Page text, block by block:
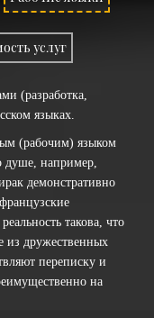
услуг
(разработка,
языках.
(рабочим) языком
душе, например,
демонстративно
такова, что
из дружественных
переписку и
на